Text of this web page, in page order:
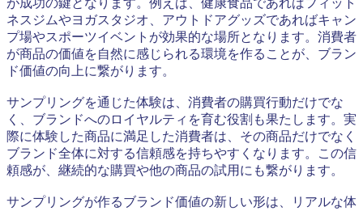
が成功の鍵となります。例えば、健康食品であればフィット
ネスジムやヨガスタジオ、アウトドアグッズであればキャン
プ場やスポーツイベントが効果的な場所となります。消費者
が商品の価値を自然に感じられる環境を作ることが、ブラン
ド価値の向上に繋がります。
サンプリングを通じた体験は、消費者の購買行動だけでな
く、ブランドへのロイヤルティを育む役割も果たします。実
際に体験した商品に満足した消費者は、その商品だけでなく
ブランド全体に対する信頼感を持ちやすくなります。この信
頼感が、継続的な購買や他の商品の試用にも繋がります。
サンプリングが作るブランド価値の新しい形は、リアルな体